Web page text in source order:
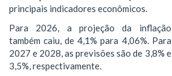
principais indicadores econômicos.
Para 2026, a projeção da inflação
também caiu, de 4,1% para 4,06%. Para
2027 e 2028, as previsões são de 3,8% e
3,5%, respectivamente.